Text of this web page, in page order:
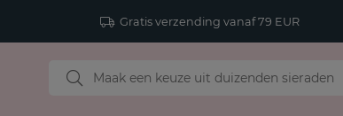
Gratis verzending vanaf 79 EUR